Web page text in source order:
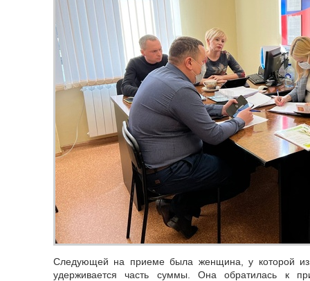
Следующей на приеме была женщина, у которой из
удерживается часть суммы. Она обратилась к